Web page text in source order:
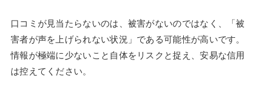
口コミが見当たらないのは、被害がないのではなく、「被
害者が声を上げられない状況」である可能性が高いです。
情報が極端に少ないこと自体をリスクと捉え、安易な信用
は控えてください。